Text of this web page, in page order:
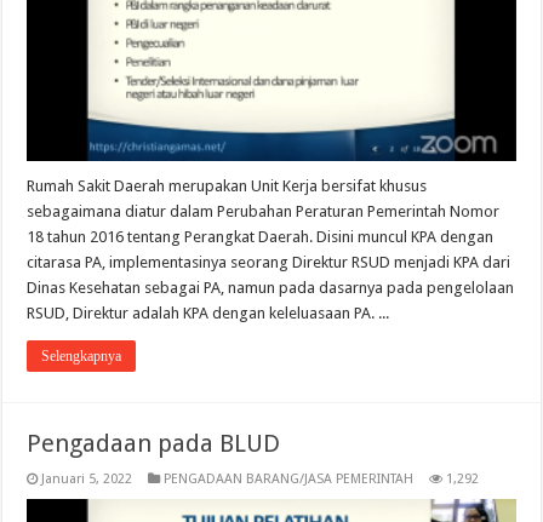
Rumah Sakit Daerah merupakan Unit Kerja bersifat khusus
sebagaimana diatur dalam Perubahan Peraturan Pemerintah Nomor
18 tahun 2016 tentang Perangkat Daerah. Disini muncul KPA dengan
citarasa PA, implementasinya seorang Direktur RSUD menjadi KPA dari
Dinas Kesehatan sebagai PA, namun pada dasarnya pada pengelolaan
RSUD, Direktur adalah KPA dengan keleluasaan PA. ...
Selengkapnya
Pengadaan pada BLUD
Januari 5, 2022 PENGADAAN BARANG/JASA PEMERINTAH 1,292